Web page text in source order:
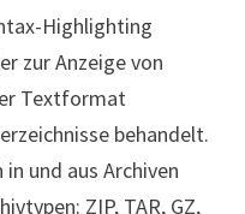
Highlighting
zur Anzeige von
Textformat
behandelt.
und aus Archiven
ZIP, TAR, GZ,